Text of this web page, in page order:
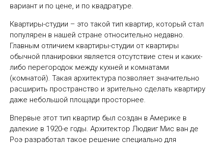
вариант и по цене, и по квадратуре.
Квартиры-студии – это такой тип квартир, который стал
популярен в нашей стране относительно недавно.
Главным отличием квартиры-студии от квартиры
обычной планировки является отсутствие стен и каких-
либо перегородок между кухней и комнатами
(комнатой). Такая архитектура позволяет значительно
расширить пространство и зрительно сделать квартиру
даже небольшой площади просторнее.
Впервые этот тип квартир был создан в Америке в
далекие в 1920-е годы. Архитектор Людвиг Мис ван де
Роэ разработал такое решение специально для